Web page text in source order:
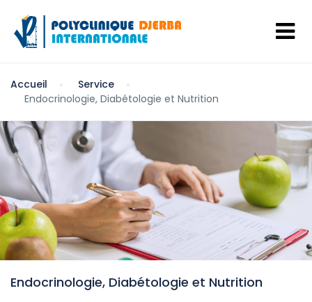
Accueil
Service
Endocrinologie, Diabétologie et Nutrition
Endocrinologie, Diabétologie et Nutrition